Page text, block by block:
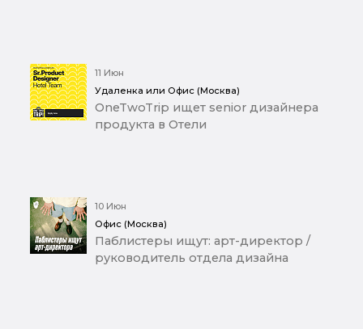
11 Июн
Удаленка или Офис (Москва)
OneTwoTrip ищет senior дизайнера
продукта в Отели
10 Июн
Офис (Москва)
Паблистеры ищут: арт-директор /
руководитель отдела дизайна